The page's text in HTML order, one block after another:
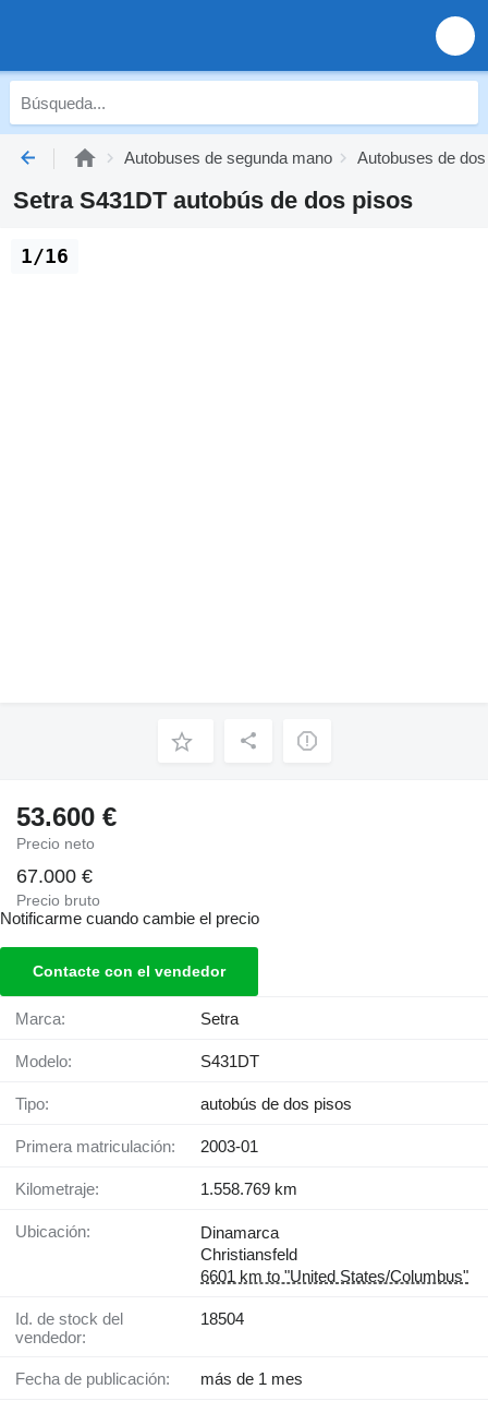
Autobuses de segunda mano Autobuses de
Setra S431DT autobús de dos pisos
1/16
53.600 €
Precio neto
67.000 €
Precio bruto
Notificarme cuando cambie el precio
Contacte con el vendedor
Marca: Setra
Modelo: S431DT
Tipo: autobús de dos pisos
Primera matriculación: 2003-01
Kilometraje: 1.558.769 km
Ubicación:
Dinamarca
Christiansfeld
6601 km to "United States/Columbus"
Id. de stock del
vendedor:
18504
Fecha de publicación: más de 1 mes